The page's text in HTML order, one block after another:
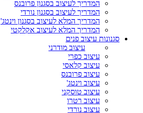
המדריך לעיצוב בסגנון פרובנס
המדריך לעיצוב בסגנון נורדי
המדריך המלא לעיצוב בסגנון וינטג'
המדריך המלא לעיצוב אקלקטי
סגנונות עיצוב פנים
עיצוב מודרני
עיצוב כפרי
עיצוב קלאסי
עיצוב פרובנס
עיצוב וינטג'
עיצוב טוסקני
עיצוב רטרו
עיצוב נורדי